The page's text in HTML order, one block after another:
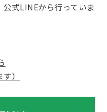
式LINEから行っていま
）